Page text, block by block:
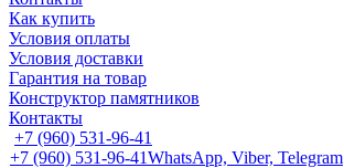
Как купить
Условия оплаты
Условия доставки
Гарантия на товар
Конструктор памятников
Контакты
+7 (960) 531-96-41
+7 (960) 531-96-41WhatsApp, Viber, Telegram